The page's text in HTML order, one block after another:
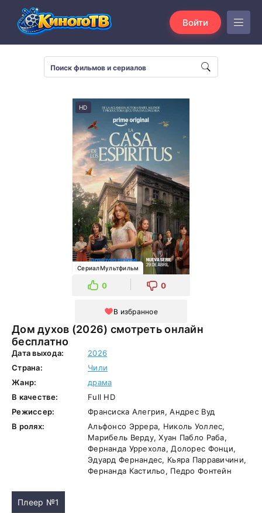
Войти
Дом духов (2026) смотреть онлайн
бесплатно
HD
СериалМультфильм
0 0
В избранное
Дата выхода:
2026
Страна:
Чили
Жанр:
драма
В качестве:
Full HD
Режиссер:
Франсиска Алегрия, Андрес Вуд
В ролях:
Альфонсо Эррера, Николь Уоллес,
Марибель Верду, Хуан Пабло Раба,
Фернанда Уррехола, Долорес Фонци,
Эдуард Фернандес, Кьяра Парравичини,
Фернанда Кастильо, Педро Фонтейн
Плеер №1